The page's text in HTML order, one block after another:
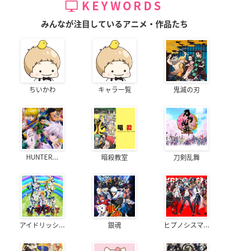
KEYWORDS
みんなが注目しているアニメ・作品たち
ちいかわ キャラ一覧 鬼滅の刃
HUNTER... 暗殺教室 刀剣乱舞
アイドリッシ... 銀魂 ヒプノシスマ...